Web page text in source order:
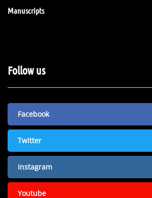
Manuscripts
Follow us
Facebook
Twitter
Instagram
Youtube